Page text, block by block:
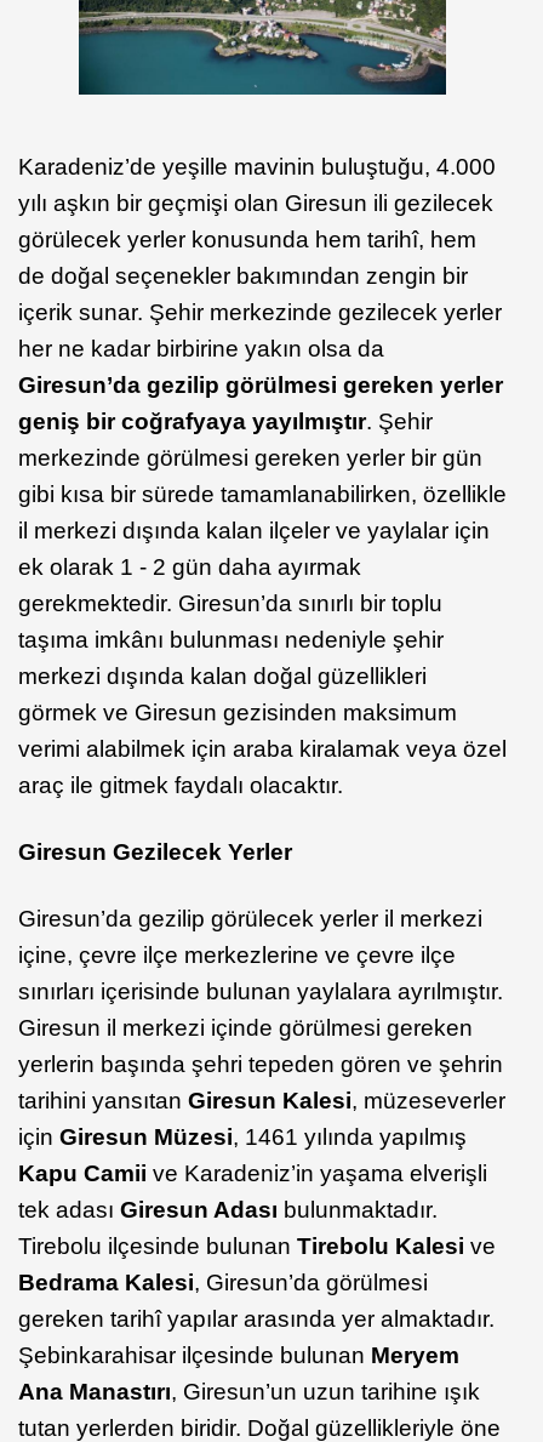
Karadeniz’de yeşille mavinin buluştuğu, 4.000
yılı aşkın bir geçmişi olan Giresun ili gezilecek
görülecek yerler konusunda hem tarihî, hem
de doğal seçenekler bakımından zengin bir
içerik sunar. Şehir merkezinde gezilecek yerler
her ne kadar birbirine yakın olsa da
Giresun’da gezilip görülmesi gereken yerler
geniş bir coğrafyaya yayılmıştır. Şehir
merkezinde görülmesi gereken yerler bir gün
gibi kısa bir sürede tamamlanabilirken, özellikle
il merkezi dışında kalan ilçeler ve yaylalar için
ek olarak 1 - 2 gün daha ayırmak
gerekmektedir. Giresun’da sınırlı bir toplu
taşıma imkânı bulunması nedeniyle şehir
merkezi dışında kalan doğal güzellikleri
görmek ve Giresun gezisinden maksimum
verimi alabilmek için araba kiralamak veya özel
araç ile gitmek faydalı olacaktır.
Giresun Gezilecek Yerler
Giresun’da gezilip görülecek yerler il merkezi
içine, çevre ilçe merkezlerine ve çevre ilçe
sınırları içerisinde bulunan yaylalara ayrılmıştır.
Giresun il merkezi içinde görülmesi gereken
yerlerin başında şehri tepeden gören ve şehrin
tarihini yansıtan Giresun Kalesi, müzeseverler
için Giresun Müzesi, 1461 yılında yapılmış
Kapu Camii ve Karadeniz’in yaşama elverişli
tek adası Giresun Adası bulunmaktadır.
Tirebolu ilçesinde bulunan Tirebolu Kalesi ve
Bedrama Kalesi, Giresun’da görülmesi
gereken tarihî yapılar arasında yer almaktadır.
Şebinkarahisar ilçesinde bulunan Meryem
Ana Manastırı, Giresun’un uzun tarihine ışık
tutan yerlerden biridir. Doğal güzellikleriyle öne